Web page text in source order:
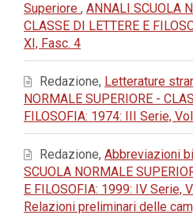
Superiore , ANNALI SCUOLA
CLASSE DI LETTERE E
XI, Fasc. 4
Redazione, Letterature
NORMALE SUPERIORE -
FILOSOFIA: 1974: III Serie,
Redazione, Abbreviazioni
SCUOLA NORMALE
E FILOSOFIA: 1999: IV Serie,
Relazioni preliminari delle